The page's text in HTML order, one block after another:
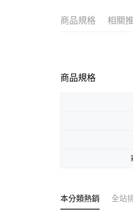
商品規格 相關
商品規格
本分類熱銷 全站